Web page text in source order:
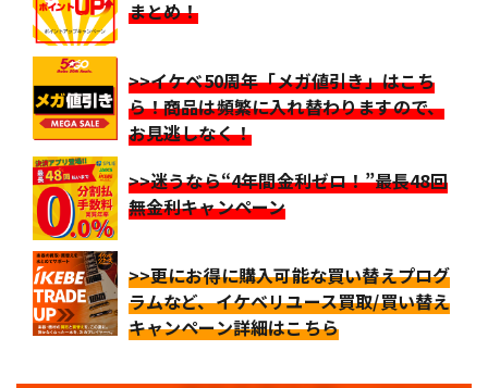
まとめ！
>>イケベ50周年「メガ値引き」はこち
ら！商品は頻繁に入れ替わりますので、
お見逃しなく！
>>迷うなら“4年間金利ゼロ！”最長48回
無金利キャンペーン
>>更にお得に購入可能な買い替えプログ
ラムなど、イケベリユース買取/買い替え
キャンペーン詳細はこちら